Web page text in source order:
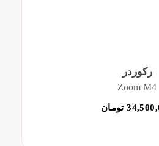
رکوردر
Zoom M4
تومان